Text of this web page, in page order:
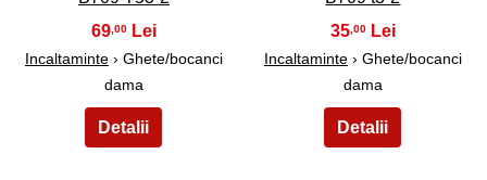
69,00
Incaltaminte› Ghete/bocanci
dama
35,00
Incaltaminte› Ghete/bocanci
dama